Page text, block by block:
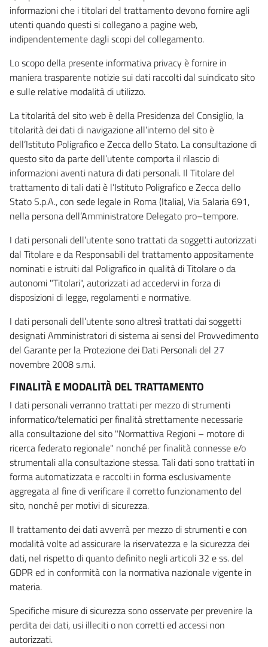
informazioni che i titolari del trattamento devono fornire agli
utenti quando questi si collegano a pagine web,
indipendentemente dagli scopi del collegamento.
Lo scopo della presente informativa privacy è fornire in
maniera trasparente notizie sui dati raccolti dal suindicato sito
e sulle relative modalità di utilizzo.
La titolarità del sito web è della Presidenza del Consiglio, la
titolarità dei dati di navigazione all’interno del sito è
dell’Istituto Poligrafico e Zecca dello Stato. La consultazione di
questo sito da parte dell’utente comporta il rilascio di
informazioni aventi natura di dati personali. Il Titolare del
trattamento di tali dati è l’Istituto Poligrafico e Zecca dello
Stato S.p.A., con sede legale in Roma (Italia), Via Salaria 691,
nella persona dell’Amministratore Delegato pro–tempore.
I dati personali dell’utente sono trattati da soggetti autorizzati
dal Titolare e da Responsabili del trattamento appositamente
nominati e istruiti dal Poligrafico in qualità di Titolare o da
autonomi "Titolari", autorizzati ad accedervi in forza di
disposizioni di legge, regolamenti e normative.
I dati personali dell’utente sono altresì trattati dai soggetti
designati Amministratori di sistema ai sensi del Provvedimento
del Garante per la Protezione dei Dati Personali del 27
novembre 2008 s.m.i.
FINALITÀ E MODALITÀ DEL TRATTAMENTO
I dati personali verranno trattati per mezzo di strumenti
informatico/telematici per finalità strettamente necessarie
alla consultazione del sito "Normattiva Regioni – motore di
ricerca federato regionale" nonché per finalità connesse e/o
strumentali alla consultazione stessa. Tali dati sono trattati in
forma automatizzata e raccolti in forma esclusivamente
aggregata al fine di verificare il corretto funzionamento del
sito, nonché per motivi di sicurezza.
Il trattamento dei dati avverrà per mezzo di strumenti e con
modalità volte ad assicurare la riservatezza e la sicurezza dei
dati, nel rispetto di quanto definito negli articoli 32 e ss. del
GDPR ed in conformità con la normativa nazionale vigente in
materia.
Specifiche misure di sicurezza sono osservate per prevenire la
perdita dei dati, usi illeciti o non corretti ed accessi non
autorizzati.